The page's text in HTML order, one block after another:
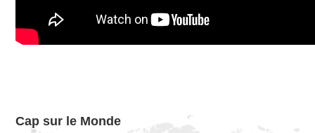
Cap sur le Monde